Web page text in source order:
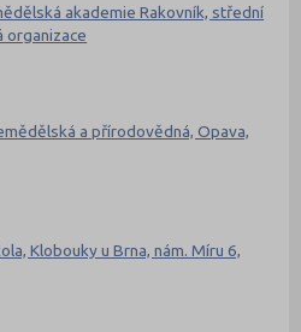
akademie Rakovník, střední
organizace
a přírodovědná, Opava,
Klobouky u Brna, nám. Míru 6,